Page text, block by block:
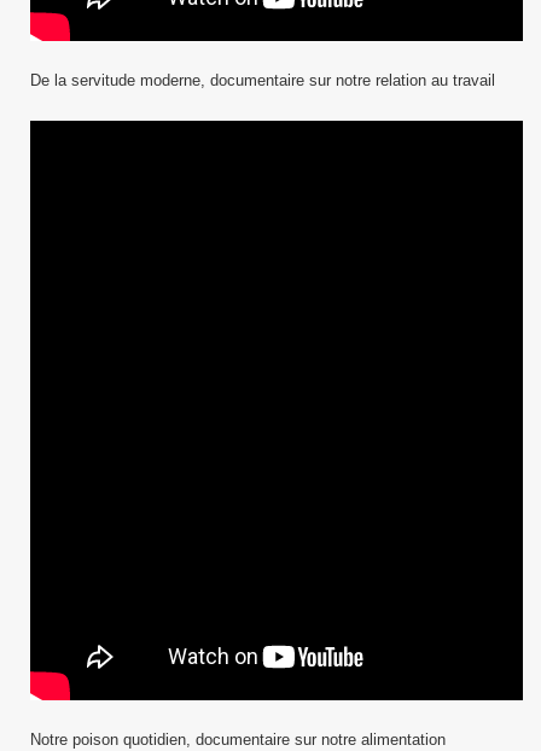
De la servitude moderne, documentaire sur notre relation au travail
Notre poison quotidien, documentaire sur notre alimentation